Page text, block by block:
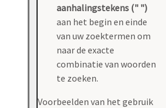
aanhalingstekens (" ")
aan het begin en einde
van uw zoektermen om
naar de exacte
combinatie van woorden
te zoeken.
Voorbeelden van het gebruik